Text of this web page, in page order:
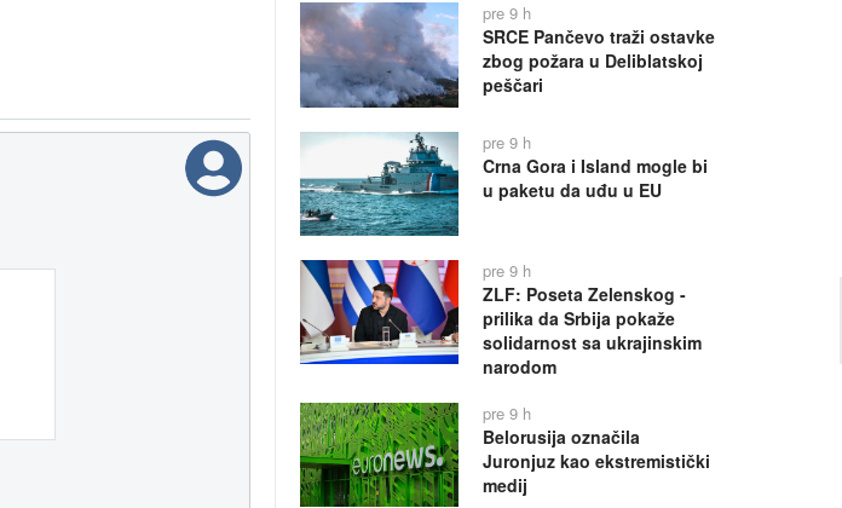
pre 9 h
SRCE Pančevo traži ostavke
zbog požara u Deliblatskoj
peščari
pre 9 h
Crna Gora i Island mogle bi
u paketu da uđu u EU
pre 9 h
ZLF: Poseta Zelenskog -
prilika da Srbija pokaže
solidarnost sa ukrajinskim
narodom
pre 9 h
Belorusija označila
Juronjuz kao ekstremistički
medij